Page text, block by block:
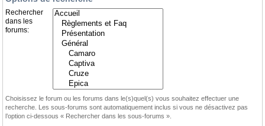
Rechercher
dans les
forums:
Choisissez le forum ou les forums dans le(s)quel(s) vous souhaitez effectuer une
recherche. Les sous-forums sont automatiquement inclus si vous ne désactivez pas
l’option ci-dessous « Rechercher dans les sous-forums ».